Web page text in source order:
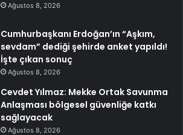
Ağustos 8, 2026
Cumhurbaşkanı Erdoğan’ın “Aşkım,
sevdam” dediği şehirde anket yapıldı!
İşte çıkan sonuç
Ağustos 8, 2026
Cevdet Yılmaz: Mekke Ortak Savunma
Anlaşması bölgesel güvenliğe katkı
sağlayacak
Ağustos 8, 2026